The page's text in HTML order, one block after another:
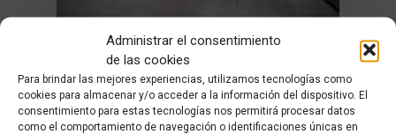
Administrar el consentimiento
de las cookies
Para brindar las mejores experiencias, utilizamos tecnologías como
cookies para almacenar y/o acceder a la información del dispositivo. El
consentimiento para estas tecnologías nos permitirá procesar datos
como el comportamiento de navegación o identificaciones únicas en
Cross Docking
Diferencias entre Cross-
Docking y Dropshipping